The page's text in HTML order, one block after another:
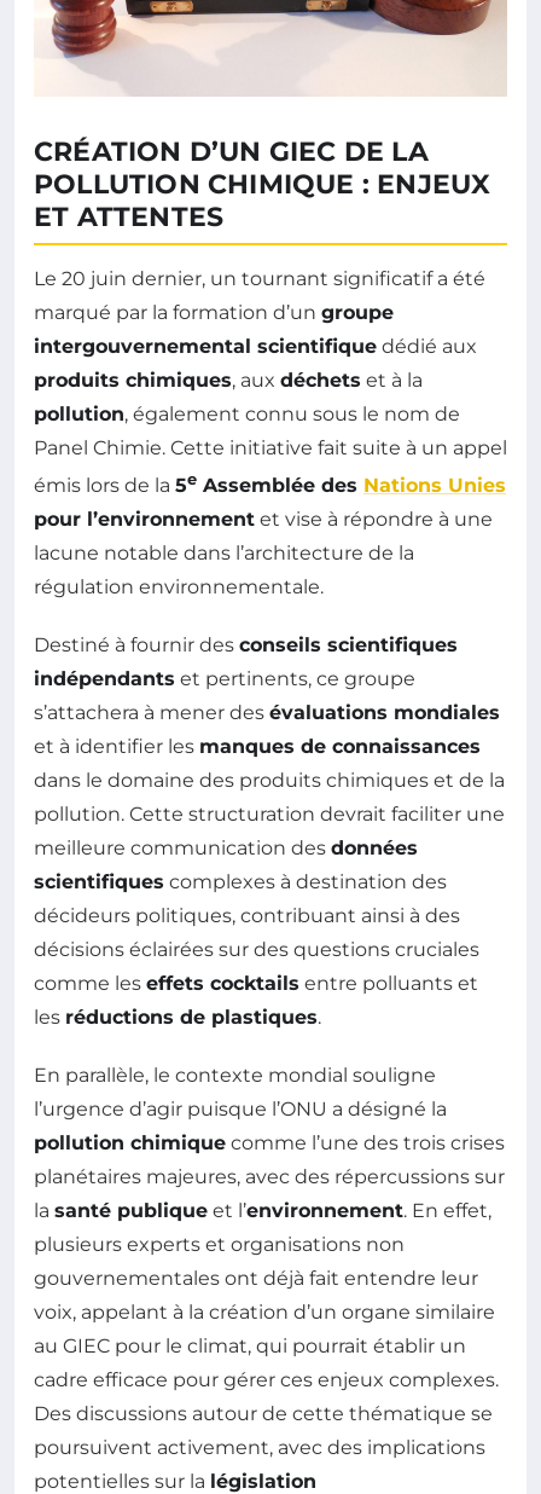
CRÉATION D’UN GIEC DE LA
POLLUTION CHIMIQUE : ENJEUX
ET ATTENTES
Le 20 juin dernier, un tournant significatif a été
marqué par la formation d’un groupe
intergouvernemental scientifique dédié aux
produits chimiques, aux déchets et à la
pollution, également connu sous le nom de
Panel Chimie. Cette initiative fait suite à un appel
émis lors de la 5e Assemblée des Nations Unies
pour l’environnement et vise à répondre à une
lacune notable dans l’architecture de la
régulation environnementale.
Destiné à fournir des conseils scientifiques
indépendants et pertinents, ce groupe
s’attachera à mener des évaluations mondiales
et à identifier les manques de connaissances
dans le domaine des produits chimiques et de la
pollution. Cette structuration devrait faciliter une
meilleure communication des données
scientifiques complexes à destination des
décideurs politiques, contribuant ainsi à des
décisions éclairées sur des questions cruciales
comme les effets cocktails entre polluants et
les réductions de plastiques.
En parallèle, le contexte mondial souligne
l’urgence d’agir puisque l’ONU a désigné la
pollution chimique comme l’une des trois crises
planétaires majeures, avec des répercussions sur
la santé publique et l’environnement. En effet,
plusieurs experts et organisations non
gouvernementales ont déjà fait entendre leur
voix, appelant à la création d’un organe similaire
au GIEC pour le climat, qui pourrait établir un
cadre efficace pour gérer ces enjeux complexes.
Des discussions autour de cette thématique se
poursuivent activement, avec des implications
potentielles sur la législation